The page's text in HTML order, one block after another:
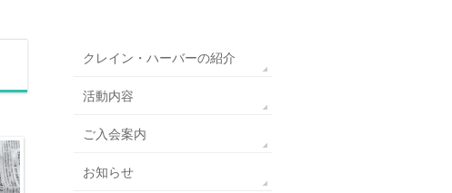
クレイン・ハーバーの紹介
活動内容
ご入会案内
お知らせ